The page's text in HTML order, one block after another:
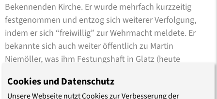
Bekennenden Kirche. Er wurde mehrfach kurzzeitig
festgenommen und entzog sich weiterer Verfolgung,
indem er sich “freiwillig” zur Wehrmacht meldete. Er
bekannte sich auch weiter öffentlich zu Martin
Niemöller, was ihm Festungshaft in Glatz (heute
Nach Kriegsende übernahm Heinrich Albertz die Leitung
Cookies und Datenschutz
Unsere Webseite nutzt Cookies zur Verbesserung der